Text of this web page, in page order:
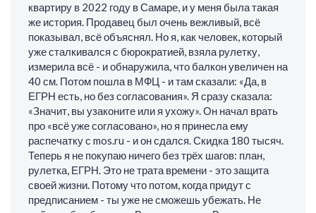
квартиру в 2022 году в Самаре, и у меня была такая
же история. Продавец был очень вежливый, всё
показывал, всё объяснял. Но я, как человек, который
уже сталкивался с бюрократией, взяла рулетку,
измерила всё - и обнаружила, что балкон увеличен на
40 см. Потом пошла в МФЦ - и там сказали: «Да, в
ЕГРН есть, но без согласования». Я сразу сказала:
«Значит, вы узаконите или я ухожу». Он начал врать
про «всё уже согласовано», но я принесла ему
распечатку с mos.ru - и он сдался. Скидка 180 тысяч.
Теперь я не покупаю ничего без трёх шагов: план,
рулетка, ЕГРН. Это не трата времени - это защита
своей жизни. Потому что потом, когда придут с
предписанием - ты уже не сможешь убежать. Не